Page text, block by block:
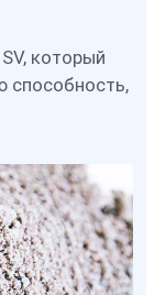
который
способность,